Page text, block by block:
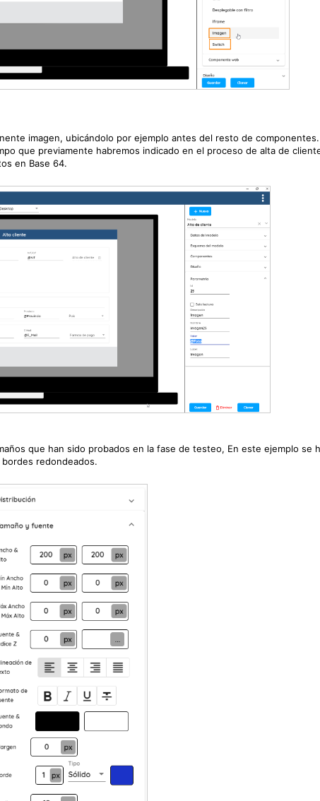
imagen, ubicándolo por ejemplo antes del resto de
que previamente habremos indicado en el proceso de alta de
en Base 64.
que han sido probados en la fase de testeo, En este ejemplo se
redondeados.